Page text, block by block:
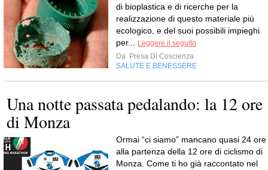
di bioplastica e di ricerche per la
realizzazione di questo materiale più
ecologico, e del suoi possibili impieghi
per...
Leggere il seguito
Da Presa Di Coscienza
SALUTE E BENESSERE
Una notte passata pedalando: la 12 ore
di Monza
Ormai “ci siamo” mancano quasi 24 ore
alla partenza della 12 ore di ciclismo di
Monza. Come ti ho già raccontato nel